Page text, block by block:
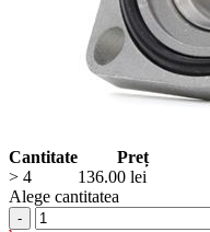
Cantitate
Preț
> 4
136.00 lei
Alege cantitatea